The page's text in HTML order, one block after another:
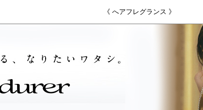
《 へアフレグランス 》